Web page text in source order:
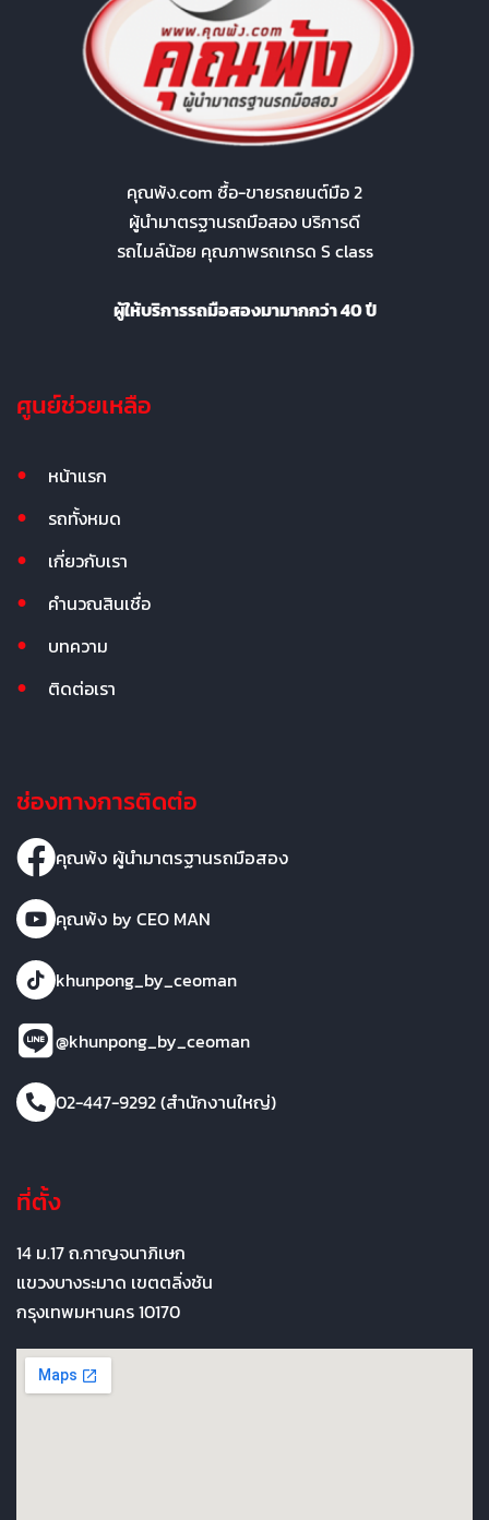
คุณพ้ง.com ซื้อ-ขายรถยนต์มือ 2
ผู้นำมาตรฐานรถมือสอง บริการดี
รถไมล์น้อย คุณภาพรถเกรด S class
ผู้ให้บริการรถมือสองมามากกว่า 40 ปี
ศูนย์ช่วยเหลือ
หน้าแรก
รถทั้งหมด
เกี่ยวกับเรา
คำนวณสินเชื่อ
บทความ
ติดต่อเรา
ช่องทางการติดต่อ
คุณพ้ง ผู้นำมาตรฐานรถมือสอง
คุณพ้ง by CEO MAN
khunpong_by_ceoman
@khunpong_by_ceoman
02-447-9292 (สำนักงานใหญ่)
ที่ตั้ง
14 ม.17 ถ.กาญจนาภิเษก
แขวงบางระมาด เขตตลิ่งชัน
กรุงเทพมหานคร 10170